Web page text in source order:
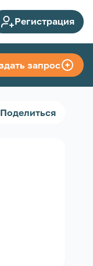
Регистрация
запрос
Поделиться